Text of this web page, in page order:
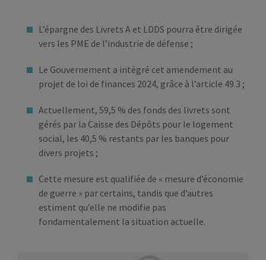
L’épargne des Livrets A et LDDS pourra être dirigée
vers les PME de l’industrie de défense ;
Le Gouvernement a intégré cet amendement au
projet de loi de finances 2024, grâce à l’article 49.3 ;
Actuellement, 59,5 % des fonds des livrets sont
gérés par la Caisse des Dépôts pour le logement
social, les 40,5 % restants par les banques pour
divers projets ;
Cette mesure est qualifiée de « mesure d’économie
de guerre » par certains, tandis que d’autres
estiment qu’elle ne modifie pas
fondamentalement la situation actuelle.